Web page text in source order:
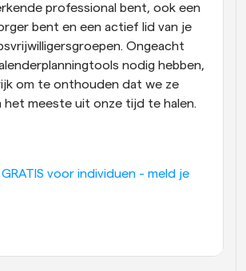
professional bent, ook een
bent en een actief lid van je
Ongeacht
nodig hebben,
om te onthouden dat we ze
het meeste uit onze tijd te halen.
voor individuen - meld je